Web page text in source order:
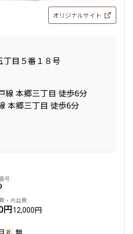
追加
５
無
オリジナルサイト
丁目５番１８号
線 本郷三丁目 徒歩6分
本郷三丁目 徒歩6分
円12,000円